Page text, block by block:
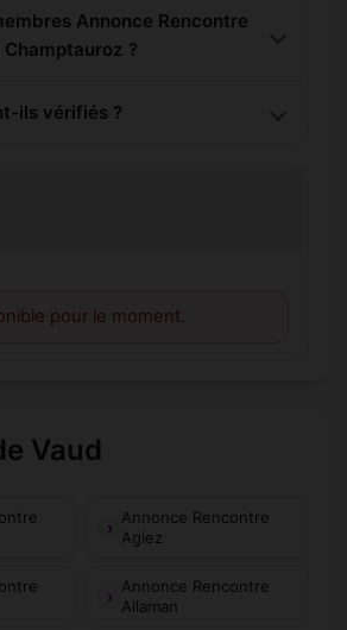
Annonce Rencontre
?
ils vérifiés ?
pour le moment.
Vaud
Annonce Rencontre
Agiez
Annonce Rencontre
Allaman